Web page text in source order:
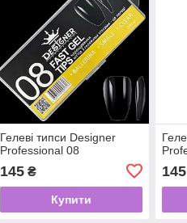
Гелеві типси Designer
Professional 08
145₴
Купити
145